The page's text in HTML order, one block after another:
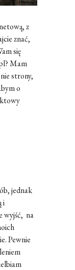
z
znać,
się
Mam
strony,
o
jednak
i
wyjść, na
Pewnie